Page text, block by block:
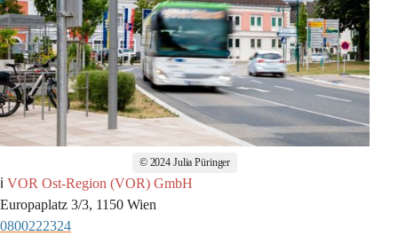
© 2024 Julia Püringer
ℹ️ VOR Ost-Region (VOR) GmbH
Europaplatz 3/3, 1150 Wien
0800222324